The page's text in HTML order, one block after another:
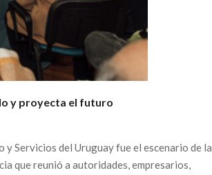
y proyecta el futuro
y Servicios del Uruguay fue el escenario de la
que reunió a autoridades, empresarios,